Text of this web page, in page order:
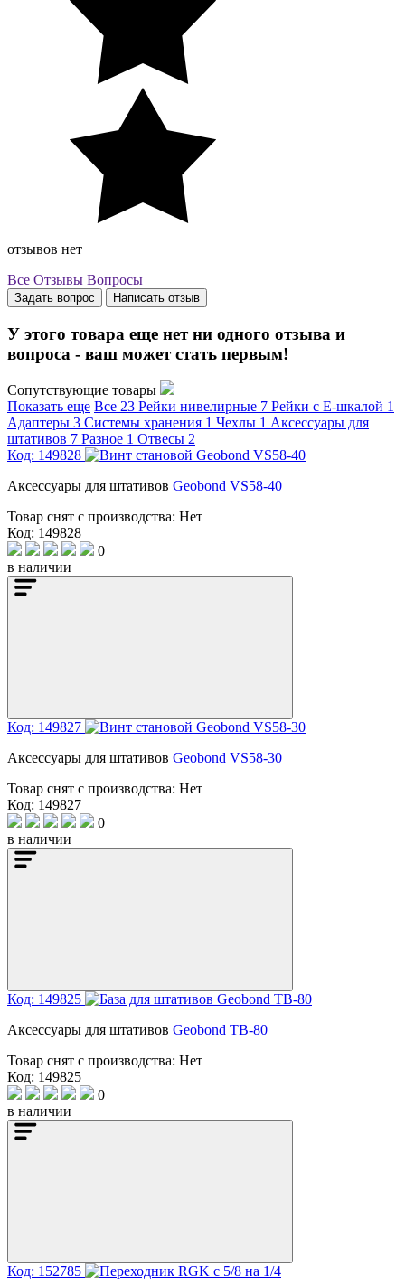
отзывов нет
Все Отзывы Вопросы
Задать вопрос Написать отзыв
У этого товара еще нет ни одного отзыва и
вопроса - ваш может стать первым!
Сопутствующие товары
Показать еще Все 23 Рейки нивелирные 7 Рейки с Е-шкалой 1
Адаптеры 3 Системы хранения 1 Чехлы 1 Аксессуары для
штативов 7 Разное 1 Отвесы 2
Код: 149828
Аксессуары для штативов Geobond VS58-40
Товар снят с производства: Нет
Код: 149828
0
в наличии
Код: 149827
Аксессуары для штативов Geobond VS58-30
Товар снят с производства: Нет
Код: 149827
0
в наличии
Код: 149825
Аксессуары для штативов Geobond TB-80
Товар снят с производства: Нет
Код: 149825
0
в наличии
Код: 152785